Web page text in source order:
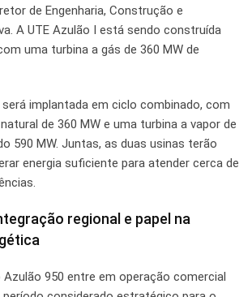
de Engenharia, Construção e
A UTE Azulão I está sendo construída
uma turbina a gás de 360 MW de
será implantada em ciclo combinado, com
de 360 MW e uma turbina a vapor de
590 MW. Juntas, as duas usinas terão
energia suficiente para atender cerca de
regional e papel na
950 entre em operação comercial